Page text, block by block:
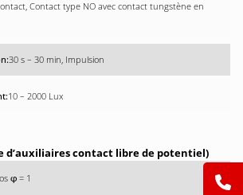
Contact type NO avec contact tungstène en
30 s – 30 min, Impulsion
10 – 2000 Lux
d’auxiliaires contact libre de potentiel)
φ = 1